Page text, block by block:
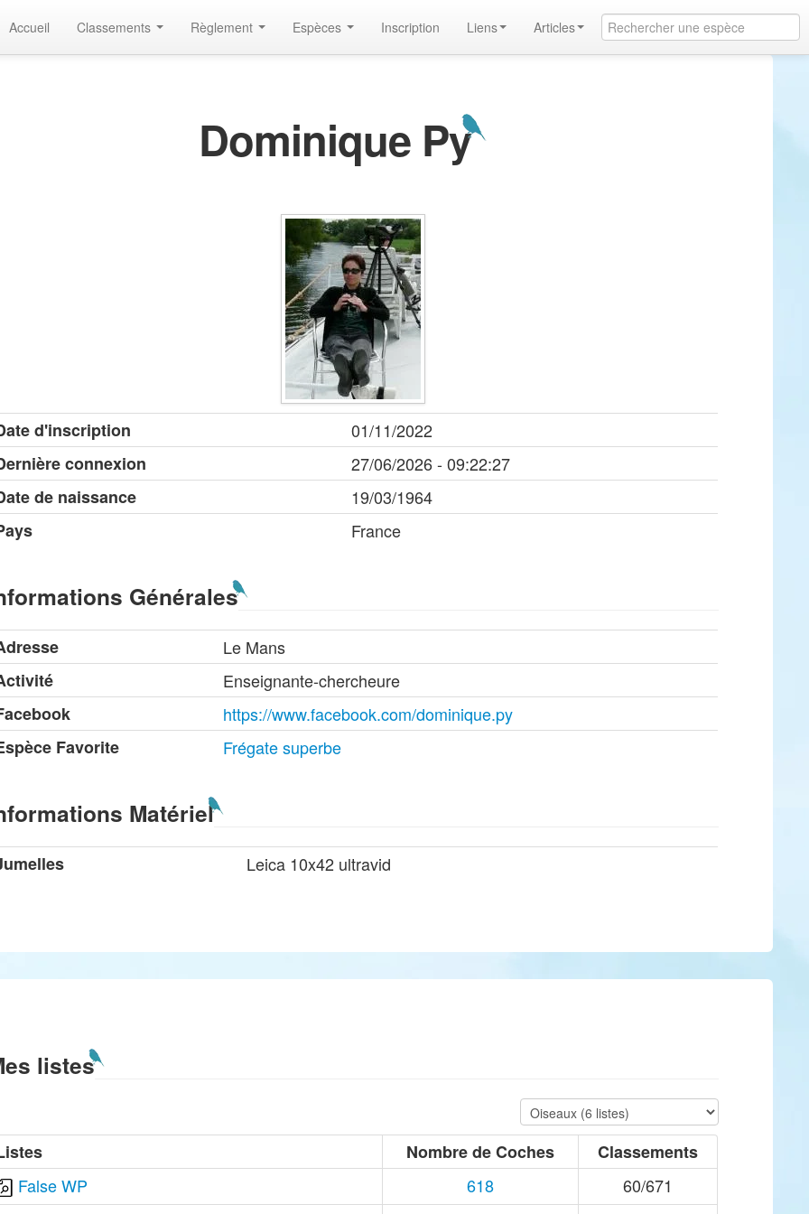
Accueil Classements Règlement Espèces Inscription Liens Articles
Dominique Py
d'inscription
01/11/2022
connexion
27/06/2026 - 09:22:27
de naissance
19/03/1964
France
Générales
Le Mans
Enseignante-chercheure
https://www.facebook.com/dominique.py
Favorite
Frégate superbe
Matériel
Leica 10x42 ultravid
listes
Nombre de Coches
Classements
False WP
618
60/671